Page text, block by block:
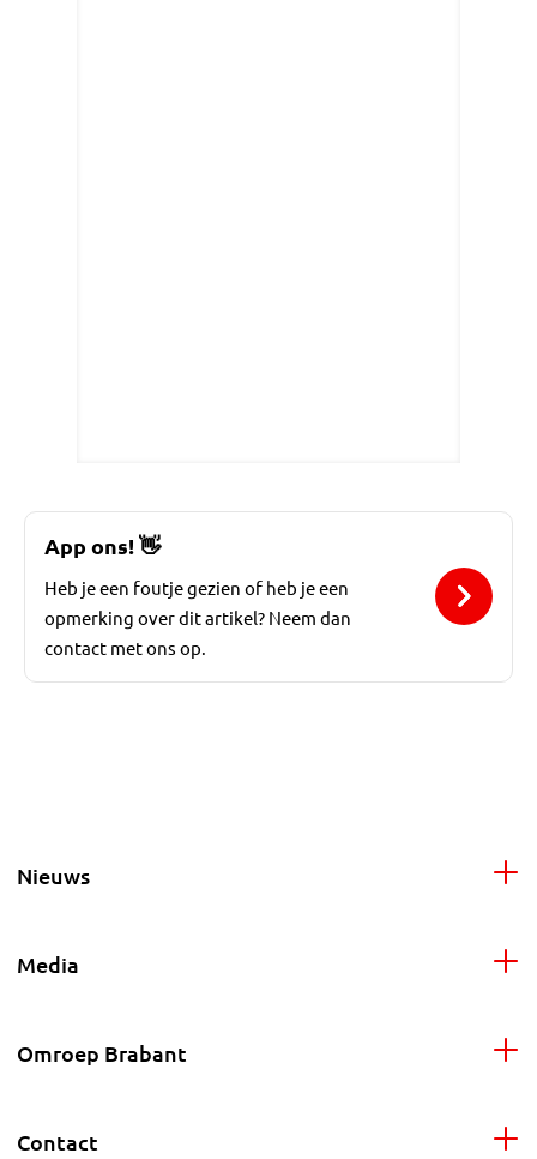
App ons! 👋
Heb je een foutje gezien of heb je een
opmerking over dit artikel? Neem dan
contact met ons op.
Nieuws
Media
Omroep Brabant
Contact